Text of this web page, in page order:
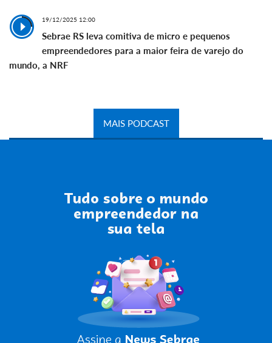
19/12/2025 12:00
Sebrae RS leva comitiva de micro e pequenos
empreendedores para a maior feira de varejo do
mundo, a NRF
MAIS PODCAST